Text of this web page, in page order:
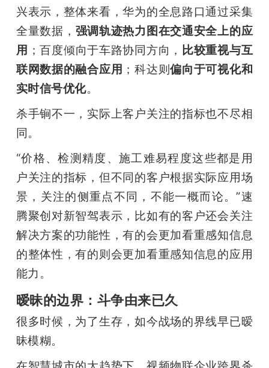
兴表示，整体来看，华为的全息路口通过采集
全量数据， 强调轨迹热力图在交通安全上的应
用 ；百度倾向于车路协同方向， 比较重视与互
联网数据的融合应用 ；科达则偏向于可视化和
实时信号优化。
杀手锏不一，实际上客户关注的指标也不尽相
同。
“价格、检测精度、施工难易程度这些都是用
户关注的指标，但不同的客户根据实际应用场
景，关注的侧重点不同，不能一概而论。”速
腾聚创对新智驾表示，比如有的客户还会关注
解决方案的功能性，有的会更加看重感知信息
的整体性，有的则会更加看重感知信息的应用
能力。
暧昧的边界：斗争由来已久
很多时候，为了生存，如今战场的界线早已暧
昧模糊。